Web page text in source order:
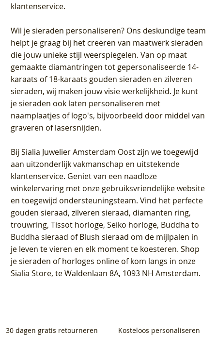
klantenservice.
Wil je sieraden personaliseren? Ons deskundige team
helpt je graag bij het creëren van maatwerk sieraden
die jouw unieke stijl weerspiegelen. Van op maat
gemaakte diamantringen tot gepersonaliseerde 14-
karaats of 18-karaats gouden sieraden en zilveren
sieraden, wij maken jouw visie werkelijkheid. Je kunt
je sieraden ook laten personaliseren met
naamplaatjes of logo's, bijvoorbeeld door middel van
graveren of lasersnijden.
BijSialia Juwelier Amsterdam Oostzijn we toegewijd
aan uitzonderlijk vakmanschap en uitstekende
klantenservice. Geniet van een naadloze
winkelervaring met onze gebruiksvriendelijke website
en toegewijd ondersteuningsteam. Vind het perfecte
gouden sieraad, zilveren sieraad, diamanten ring,
trouwring, Tissot horloge, Seiko horloge, Buddha to
Buddha sieraad of Blush sieraad om de mijlpalen in
je leven te vieren en elk moment te koesteren. Shop
je sieraden of horloges online of kom langs in onze
Sialia Store, te Waldenlaan 8A, 1093 NH Amsterdam.
30 dagen gratis retourneren Kosteloos personaliseren